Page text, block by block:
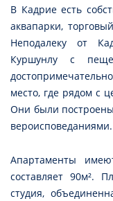
В Кадрие есть
аквапарки,
Неподалеку от
Куршунлу с
место, где рядом с
Они были
вероисповеданиями.
Апартаменты
составляет 90м².
студия,